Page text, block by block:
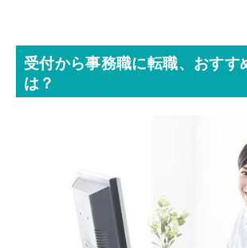
受付から事務職に転職、おすす
は？